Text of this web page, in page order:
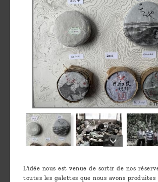
Contactez-
L'idée nous est venue de sortir de nos
toutes les galettes que nous avons produites